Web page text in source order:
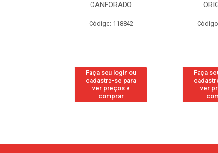
CANFORADO
Código: 118842
Faça seu login ou
cadastre-se para
ver preços e
comprar
Faça
ver